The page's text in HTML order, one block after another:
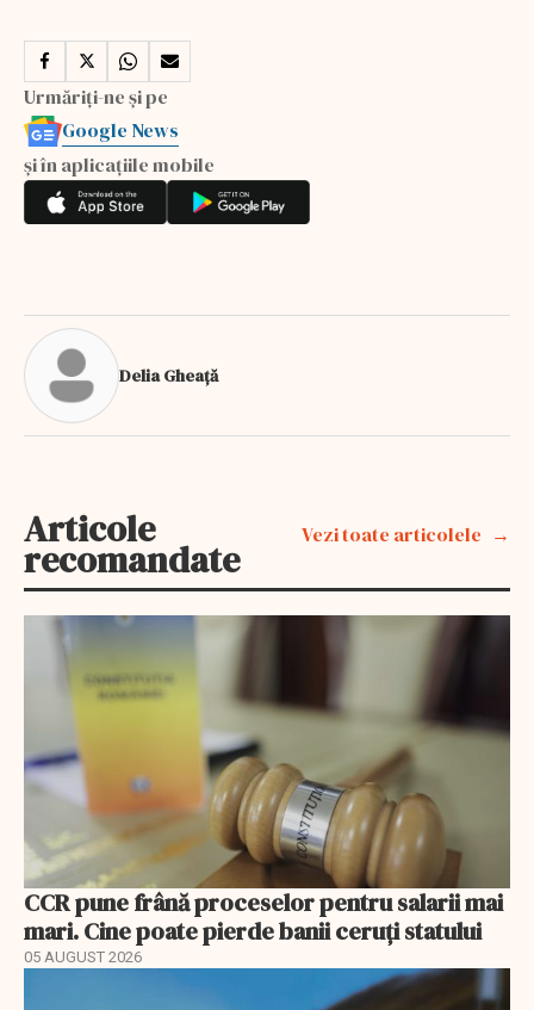
Urmăriți-ne și pe
Google News
și în aplicațiile mobile
Delia Gheață
Articole
recomandate
Vezi toate articolele
CCR pune frână proceselor pentru salarii mai
mari. Cine poate pierde banii ceruți statului
05 AUGUST 2026